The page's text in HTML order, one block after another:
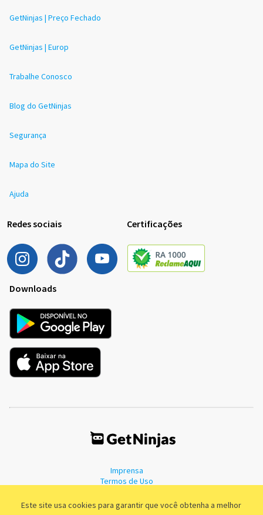
Este site usa cookies para garantir que você obtenha a melhor
GetNinjas | Preço Fechado
GetNinjas | Europ
Trabalhe Conosco
Blog do GetNinjas
Segurança
Mapa do Site
Ajuda
Redes sociais Certificações
Downloads
Imprensa
Termos de Uso